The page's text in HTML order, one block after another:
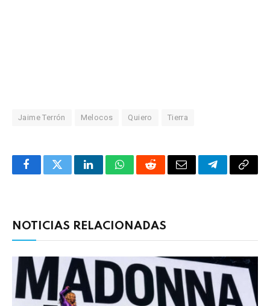
Jaime Terrón Melocos Quiero Tierra
FacebookTwitterLinkedInWhatsAppRedditCorreoTelegrama
NOTICIAS RELACIONADAS